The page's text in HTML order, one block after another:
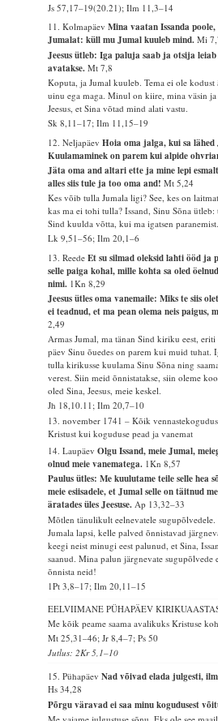
Js 57,17–19(20.21); Ilm 11,3–14
11. KolmapäevMina vaatan Issanda
Jumalat: küll mu Jumal kuuleb mind.Mi
Jeesus ütleb: Iga paluja saab ja otsija
avatakse.Mt 7,8
Koputa, ja Jumal kuuleb. Tema ei ole
uinu ega maga. Minul on kiire, mina väsin ja
Jeesus, et Sina võtad mind alati vastu.
Sk 8,11–17; Ilm 11,15–19
12. NeljapäevHoia oma jalga, kui sa
Kuulamaminek on parem kui alpide
Jäta oma and altari ette ja mine lepi
alles siis tule ja too oma and!Mt 5,24
Kes võib tulla Jumala ligi? See, kes on
kas ma ei tohi tulla? Issand, Sinu Sõna
Sind kuulda võtta, kui ma igatsen paranemist.
Lk 9,51–56; Ilm 20,1–6
13. ReedeEt su silmad oleksid lahti ööd ja
selle paiga kohal, mille kohta sa oled
nimi. 1Kn 8,29
Jeesus ütles oma vanemaile: Miks te siis
ei teadnud, et ma pean olema neis paigus,
2,49
Armas Jumal, ma tänan Sind kiriku eest,
päev Sinu õuedes on parem kui muid tuhat.
tulla kirikusse kuulama Sinu Sõna ning
verest. Siin meid õnnistatakse, siin oleme
oled Sina, Jeesus, meie keskel.
Jh 18,10.11; Ilm 20,7–10
13. november 1741 – Kõik
Kristust kui koguduse pead ja vanemat
14. LaupäevOlgu Issand, meie Jumal,
olnud meie vanematega. 1Kn 8,57
Paulus ütles: Me kuulutame teile selle hea
meie esiisadele, et Jumal selle on täitnud
äratades üles Jeesuse.Ap 13,32–33
Mõtlen tänulikult eelnevatele
Jumala lapsi, kelle palved õnnistavad
keegi neist minugi eest palunud, et Sina,
saanud. Mina palun järgnevate sugupõlvede
õnnista neid!
1Pt 3,8–17; Ilm 20,11–15
EELVIIMANE PÜHAPÄEV
Me kõik peame saama avalikuks Kristuse
Mt 25,31–46; Jr 8,4–7; Ps 50
Jutlus: 2Kr 5,1–10
15. PühapäevNad võivad elada julgesti,
Hs 34,28
Põrgu väravad ei saa minu kogudusest